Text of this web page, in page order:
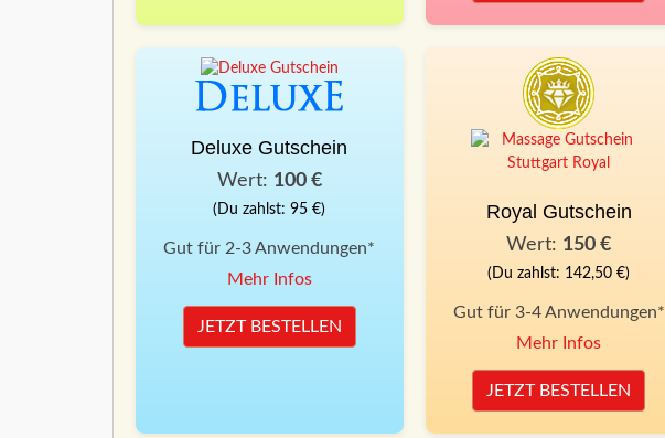
Deluxe Gutschein
Wert: 100 €
(Du zahlst: 95 €)
Gut für 2-3 Anwendungen*
Mehr Infos
JETZT BESTELLEN
Royal Gutschein
Wert: 150 €
(Du zahlst: 142,50 €)
Gut für 3-4 Anwendungen*
Mehr Infos
JETZT BESTELLEN